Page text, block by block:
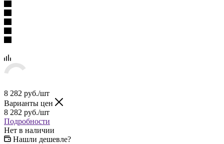
8 282 руб./шт
Варианты цен
8 282 руб./шт
Подробности
Нет в наличии
Нашли дешевле?